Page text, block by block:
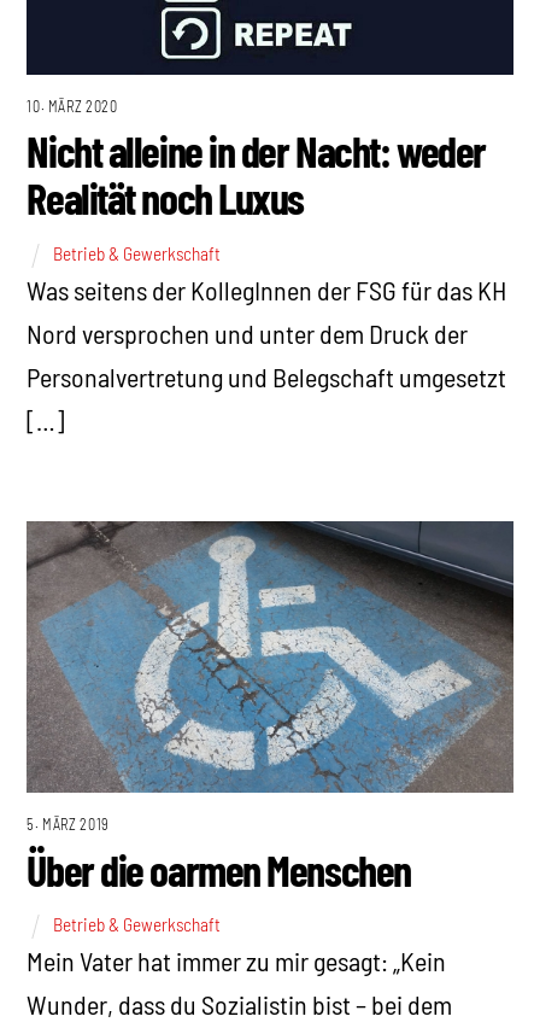
10. MÄRZ 2020
Nicht alleine in der Nacht: weder
Realität noch Luxus
Betrieb & Gewerkschaft
Was seitens der KollegInnen der FSG für das KH
Nord versprochen und unter dem Druck der
Personalvertretung und Belegschaft umgesetzt
[…]
5. MÄRZ 2019
Über die oarmen Menschen
Betrieb & Gewerkschaft
Mein Vater hat immer zu mir gesagt: „Kein
Wunder, dass du Sozialistin bist – bei dem